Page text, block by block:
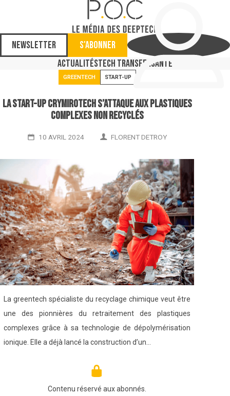
Newsletter
S'abonner
ActualitésTech TransferSanté
GREENTECH START-UP
La start-up Crymirotech s’attaque aux plastiques
complexes non recyclés
10 AVRIL 2024 FLORENT DETROY
La greentech spécialiste du recyclage chimique veut être
une des pionnières du retraitement des plastiques
complexes grâce à sa technologie de dépolymérisation
ionique. Elle a déjà lancé la construction d’un…
Contenu réservé aux abonnés.